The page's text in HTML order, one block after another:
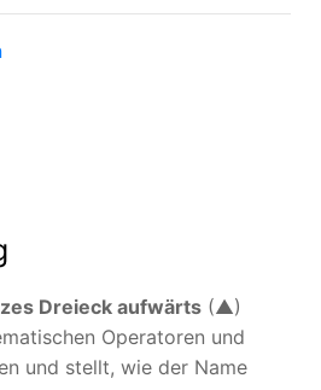
Dreieck aufwärts (▲)
Operatoren und
und stellt, wie der Name